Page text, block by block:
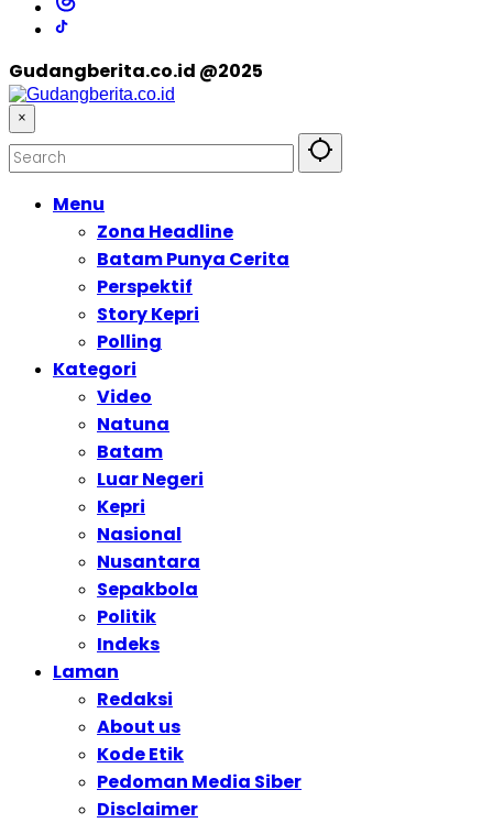
Gudangberita.co.id @2025
×
Menu
Zona Headline
Batam Punya Cerita
Perspektif
Story Kepri
Polling
Kategori
Video
Natuna
Batam
Luar Negeri
Kepri
Nasional
Nusantara
Sepakbola
Politik
Indeks
Laman
Redaksi
About us
Kode Etik
Pedoman Media Siber
Disclaimer